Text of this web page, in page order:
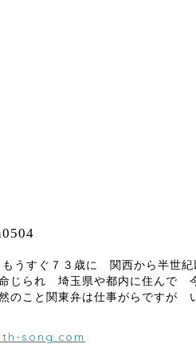
もうすぐ７３歳に 関西から半世
じられ 埼玉県や都内に住んで
のこと関東弁は仕事がらですが
song.com